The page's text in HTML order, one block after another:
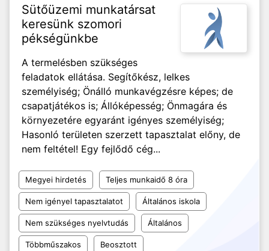
Sütőüzemi munkatársat
keresünk szomori
pékségünkbe
A termelésben szükséges
feladatok ellátása. Segítőkész, lelkes
személyiség; Önálló munkavégzésre képes; de
csapatjátékos is; Állóképesség; Önmagára és
környezetére egyaránt igényes személyiség;
Hasonló területen szerzett tapasztalat előny, de
nem feltétel! Egy fejlődő cég...
Megyei hirdetés Teljes munkaidő 8 óra
Nem igényel tapasztalatot Általános iskola
Nem szükséges nyelvtudás Általános
Többműszakos Beosztott